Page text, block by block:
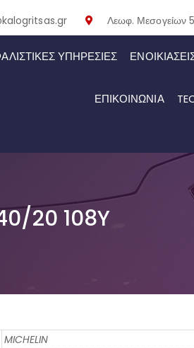
Λεωφ. Μεσογείων
ΥΠΗΡΕΣΙΕΣ
ΕΠΙΚΟΙΝΩΝΙΑ
20 108Y
MICHELIN